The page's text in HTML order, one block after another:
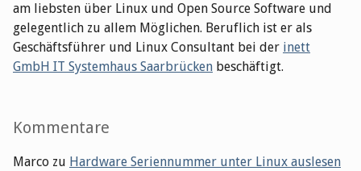
am liebsten über Linux und Open Source Software und
gelegentlich zu allem Möglichen. Beruflich ist er als
Geschäftsführer und Linux Consultant bei der inett
GmbH IT Systemhaus Saarbrücken beschäftigt.
Kommentare
Marco zu Hardware Seriennummer unter Linux auslesen